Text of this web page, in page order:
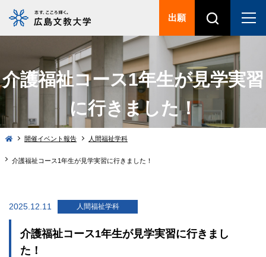
介護福祉コース1年生が見学実習
に行きました！
開催イベント報告 人間福祉学科
介護福祉コース1年生が見学実習に行きました！
2025.12.11 人間福祉学科
介護福祉コース1年生が見学実習に行きまし
た！
出願